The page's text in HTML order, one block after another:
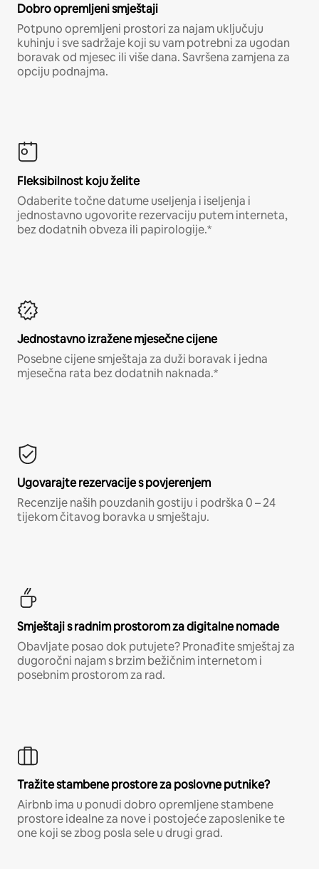
Dobro opremljeni smještaji
Potpuno opremljeni prostori za najam uključuju
kuhinju i sve sadržaje koji su vam potrebni za ugodan
boravak od mjesec ili više dana. Savršena zamjena za
opciju podnajma.
Fleksibilnost koju želite
Odaberite točne datume useljenja i iseljenja i
jednostavno ugovorite rezervaciju putem interneta,
bez dodatnih obveza ili papirologije.*
Jednostavno izražene mjesečne cijene
Posebne cijene smještaja za duži boravak i jedna
mjesečna rata bez dodatnih naknada.*
Ugovarajte rezervacije s povjerenjem
Recenzije naših pouzdanih gostiju i podrška 0 – 24
tijekom čitavog boravka u smještaju.
Smještaji s radnim prostorom za digitalne nomade
Obavljate posao dok putujete? Pronađite smještaj za
dugoročni najam s brzim bežičnim internetom i
posebnim prostorom za rad.
Tražite stambene prostore za poslovne putnike?
Airbnb ima u ponudi dobro opremljene stambene
prostore idealne za nove i postojeće zaposlenike te
one koji se zbog posla sele u drugi grad.